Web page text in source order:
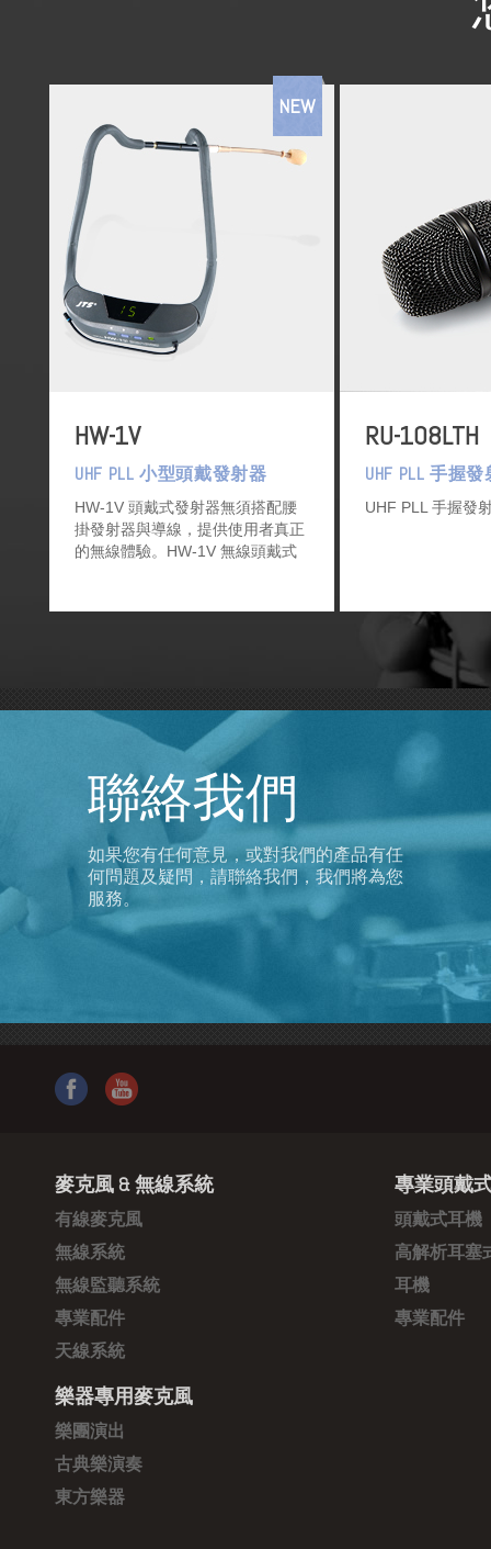
HW-1V
NEW
UHF PLL 小型頭戴發射器
HW-1V 頭戴式發射器無須搭配腰
掛發射器與導線，提供使用者真正
的無線體驗。HW-1V 無線頭戴式
學的設計可有效提升配戴舒適性．
RU-108LTH
UHF PLL 手握
UHF PLL 手握發
聯絡我們
如果您有任何意見，或對我們的產品有任
何問題及疑問，請聯絡我們，我們將為您
服務。
麥克風 & 無線系統
有線麥克風
無線系統
無線監聽系統
專業配件
天線系統
樂器專用麥克風
樂團演出
古典樂演奏
東方樂器
專業頭戴
頭戴式耳機
高解析耳塞
耳機
專業配件